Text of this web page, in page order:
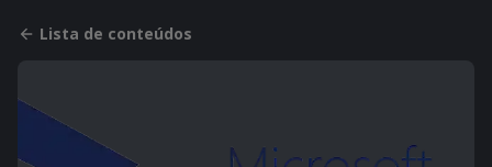
Lista de conteúdos